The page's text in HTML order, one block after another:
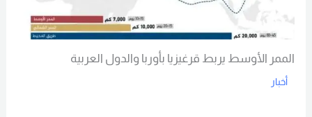
الممر الأوسط يربط قرغيزيا بأوربا والدول العربية
أخبار